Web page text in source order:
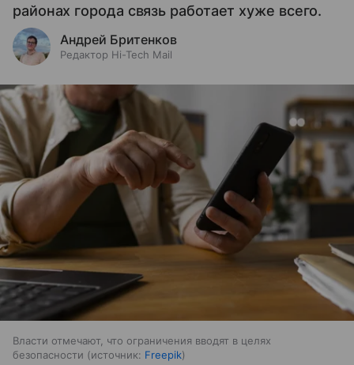
районах города связь работает хуже всего.
Андрей Бритенков
Редактор Hi-Tech Mail
Власти отмечают, что ограничения вводят в целях
безопасности
источник: Freepik